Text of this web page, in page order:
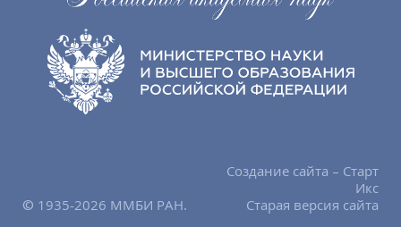
© 1935-2026 ММБИ РАН.
Создание сайта – Старт
Икс
Старая версия сайта